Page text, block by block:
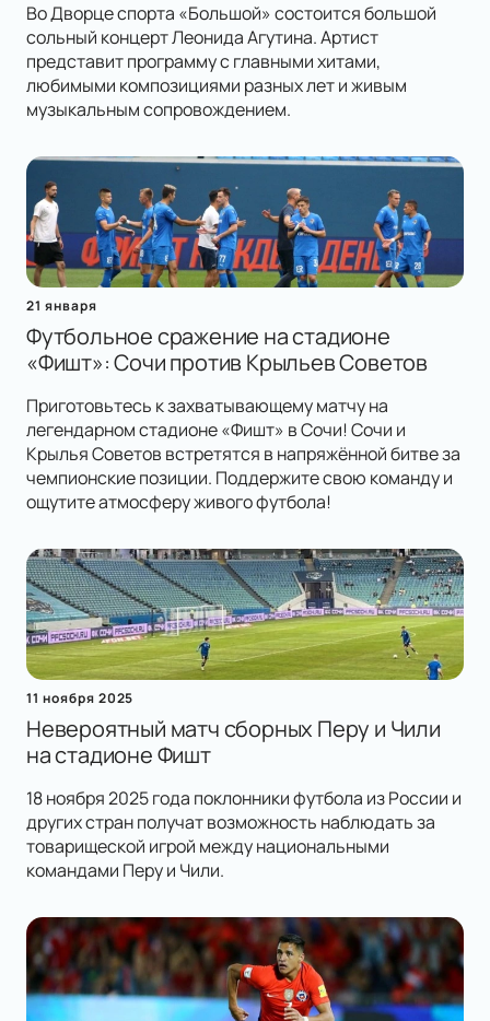
Во Дворце спорта «Большой» состоится большой
сольный концерт Леонида Агутина. Артист
представит программу с главными хитами,
любимыми композициями разных лет и живым
музыкальным сопровождением.
21 января
Футбольное сражение на стадионе
«Фишт»: Сочи против Крыльев Советов
Приготовьтесь к захватывающему матчу на
легендарном стадионе «Фишт» в Сочи! Сочи и
Крылья Советов встретятся в напряжённой битве за
чемпионские позиции. Поддержите свою команду и
ощутите атмосферу живого футбола!
11 ноября 2025
Невероятный матч сборных Перу и Чили
на стадионе Фишт
18 ноября 2025 года поклонники футбола из России и
других стран получат возможность наблюдать за
товарищеской игрой между национальными
командами Перу и Чили.